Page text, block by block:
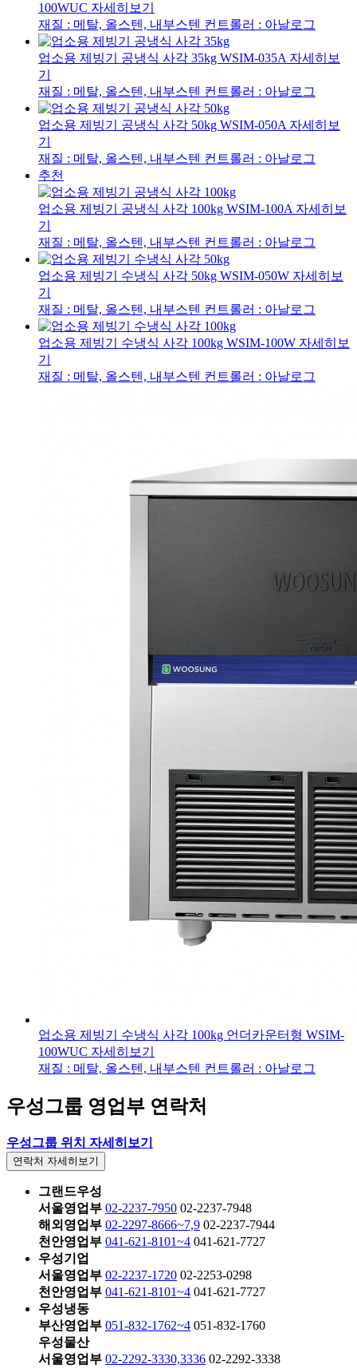
100WUC 자세히보기
재질 : 메탈, 올스텐, 내부스텐 컨트롤러 : 아날로그
업소용 제빙기 공냉식 사각 35kg WSIM-035A 자세히보
기
재질 : 메탈, 올스텐, 내부스텐 컨트롤러 : 아날로그
업소용 제빙기 공냉식 사각 50kg WSIM-050A 자세히보
기
재질 : 메탈, 올스텐, 내부스텐 컨트롤러 : 아날로그
추천
업소용 제빙기 공냉식 사각 100kg WSIM-100A 자세히보
기
재질 : 메탈, 올스텐, 내부스텐 컨트롤러 : 아날로그
업소용 제빙기 수냉식 사각 50kg WSIM-050W 자세히보
기
재질 : 메탈, 올스텐, 내부스텐 컨트롤러 : 아날로그
업소용 제빙기 수냉식 사각 100kg WSIM-100W 자세히보
기
재질 : 메탈, 올스텐, 내부스텐 컨트롤러 : 아날로그
업소용 제빙기 수냉식 사각 100kg 언더카운터형 WSIM-
100WUC 자세히보기
재질 : 메탈, 올스텐, 내부스텐 컨트롤러 : 아날로그
우성그룹 영업부 연락처
우성그룹 위치 자세히보기
연락처 자세히보기
그랜드우성
서울영업부 02-2237-7950 02-2237-7948
해외영업부 02-2297-8666~7,9 02-2237-7944
천안영업부 041-621-8101~4 041-621-7727
우성기업
서울영업부 02-2237-1720 02-2253-0298
천안영업부 041-621-8101~4 041-621-7727
우성냉동
부산영업부 051-832-1762~4 051-832-1760
우성물산
서울영업부 02-2292-3330,3336 02-2292-3338